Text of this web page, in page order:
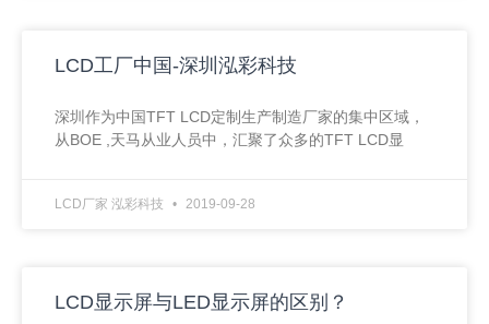
LCD工厂中国-深圳泓彩科技
深圳作为中国TFT LCD定制生产制造厂家的集中区域，
从BOE ,天马从业人员中，汇聚了众多的TFT LCD显
LCD厂家 泓彩科技 2019-09-28
LCD显示屏与LED显示屏的区别？